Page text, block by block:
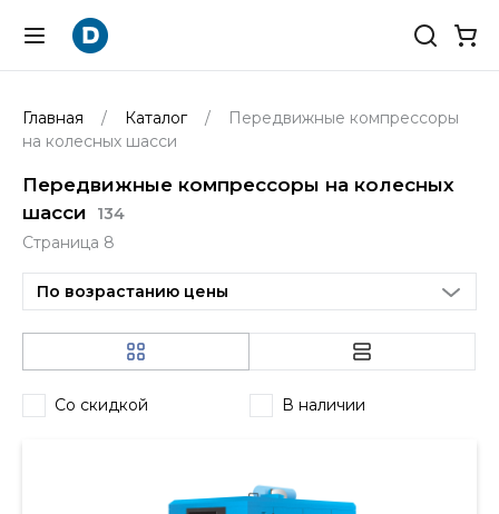
Главная Каталог
Передвижные компрессоры
на колесных шасси
Передвижные компрессоры на колесных
шасси
134
Страница 8
По возрастанию цены
Со скидкой В наличии